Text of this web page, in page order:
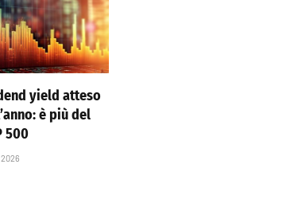
yield atteso
è più del
500